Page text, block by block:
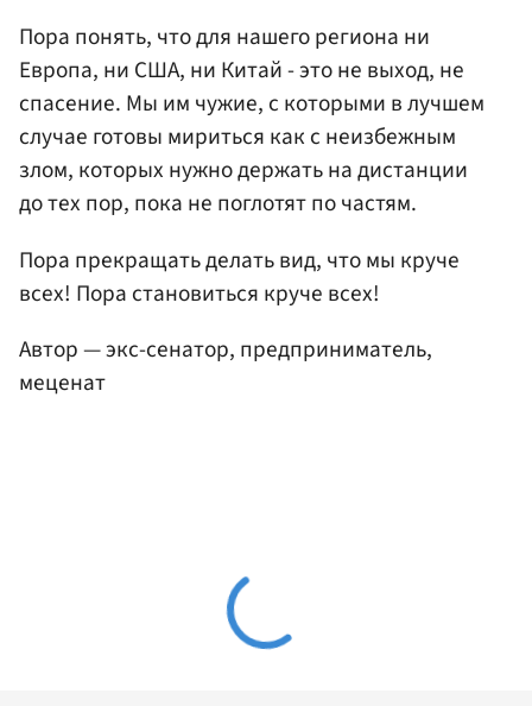
Пора понять, что для нашего региона ни
Европа, ни США, ни Китай - это не выход, не
спасение. Мы им чужие, с которыми в лучшем
случае готовы мириться как с неизбежным
злом, которых нужно держать на дистанции
до тех пор, пока не поглотят по частям.
Пора прекращать делать вид, что мы круче
всех! Пора становиться круче всех!
Автор — экс-сенатор, предприниматель,
меценат